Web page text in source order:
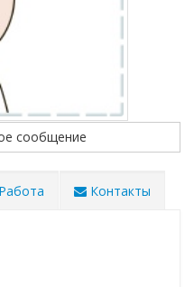
сообщение
Работа Контакты